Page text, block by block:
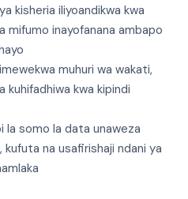
kisheria iliyoandikwa kwa
mifumo inayofanana ambapo
muhuri wa wakati,
kuhifadhiwa kwa kipindi
la somo la data unaweza
kufuta na usafirishaji ndani ya